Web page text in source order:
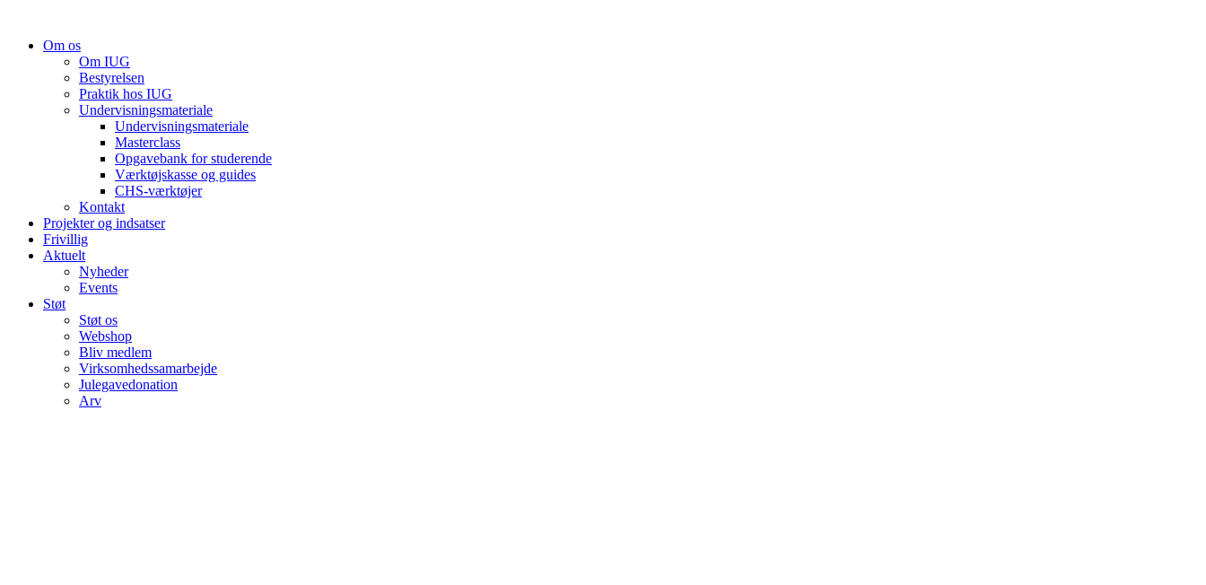
indholdOm os
Om IUG
Bestyrelsen
Praktik hos IUG
Undervisningsmateriale
Undervisningsmateriale
Masterclass
Opgavebank for studerende
Værktøjskasse og guides
CHS-værktøjer
Kontakt
Projekter og indsatser
Frivillig
Aktuelt
Nyheder
Events
Støt
Støt os
Webshop
Bliv medlem
Virksomhedssamarbejde
Julegavedonation
Arv